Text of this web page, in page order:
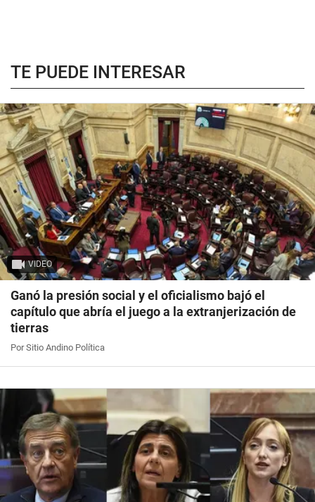
TE PUEDE INTERESAR
VIDEO
Ganó la presión social y el oficialismo bajó el
capítulo que abría el juego a la extranjerización de
tierras
Por Sitio Andino Política